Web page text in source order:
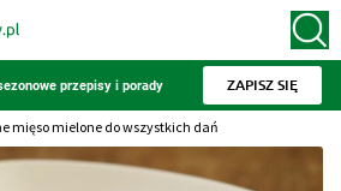
przepisy i porady ZAPISZ SIĘ
mięso mielone do wszystkich dań